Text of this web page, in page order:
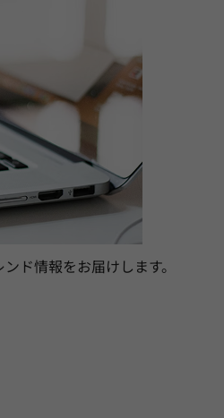
ド情報をお届けします。